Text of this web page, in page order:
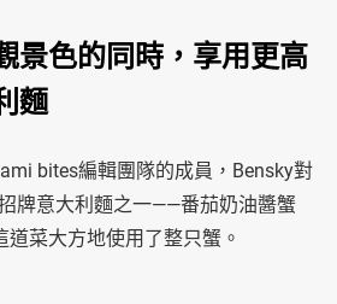
景色的同時，享用更高
麵
bites編輯團隊的成員，Bensky對
牌意大利麵之一——番茄奶油醬蟹
菜大方地使用了整只蟹。